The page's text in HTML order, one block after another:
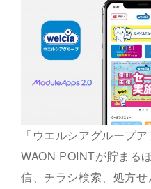
「ウエルシアグループ
WAON POINTが貯まる
信、チラシ検索、処方